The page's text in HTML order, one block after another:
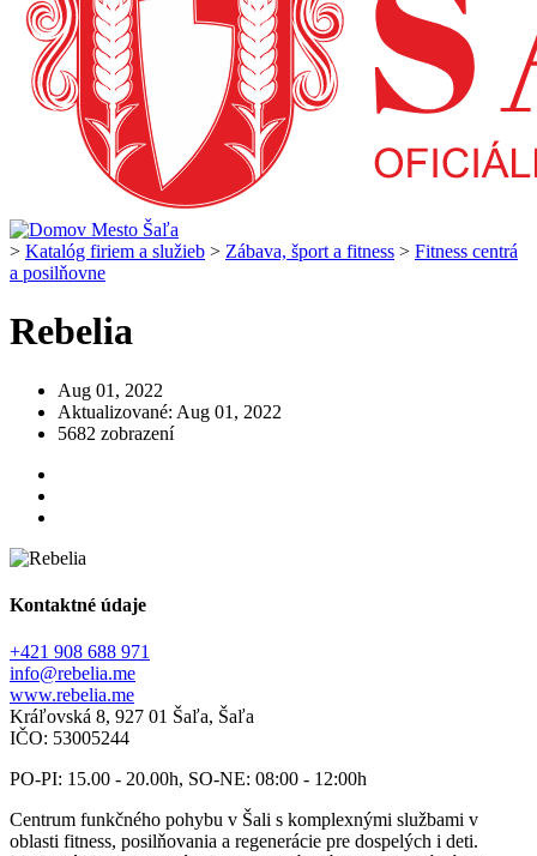
> Katalóg firiem a služieb > Zábava, šport a fitness > Fitness centrá
a posilňovne
Rebelia
Aug 01, 2022
Aktualizované: Aug 01, 2022
5682 zobrazení
Kontaktné údaje
+421 908 688 971
info@rebelia.me
www.rebelia.me
Kráľovská 8, 927 01 Šaľa, Šaľa
IČO: 53005244
PO-PI: 15.00 - 20.00h, SO-NE: 08:00 - 12:00h
Centrum funkčného pohybu v Šali s komplexnými službami v
oblasti fitness, posilňovania a regenerácie pre dospelých i deti.